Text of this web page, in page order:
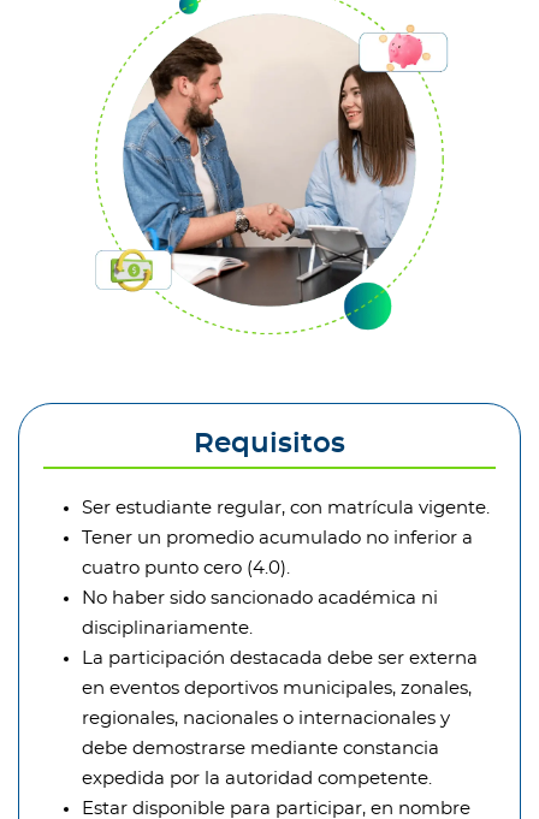
Requisitos
Ser estudiante regular, con matrícula vigente.
Tener un promedio acumulado no inferior a
cuatro punto cero (4.0).
No haber sido sancionado académica ni
disciplinariamente.
La participación destacada debe ser externa
en eventos deportivos municipales, zonales,
regionales, nacionales o internacionales y
debe demostrarse mediante constancia
expedida por la autoridad competente.
Estar disponible para participar, en nombre